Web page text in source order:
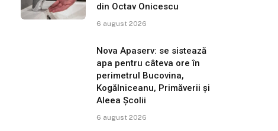
din Octav Onicescu
6 august 2026
Nova Apaserv: se sistează
apa pentru câteva ore în
perimetrul Bucovina,
Kogălniceanu, Primăverii și
Aleea Școlii
6 august 2026